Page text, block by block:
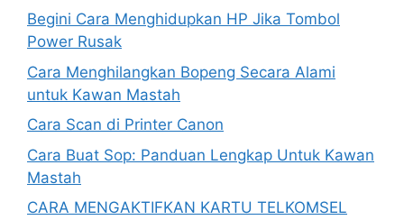
Begini Cara Menghidupkan HP Jika Tombol
Power Rusak
Cara Menghilangkan Bopeng Secara Alami
untuk Kawan Mastah
Cara Scan di Printer Canon
Cara Buat Sop: Panduan Lengkap Untuk Kawan
Mastah
CARA MENGAKTIFKAN KARTU TELKOMSEL